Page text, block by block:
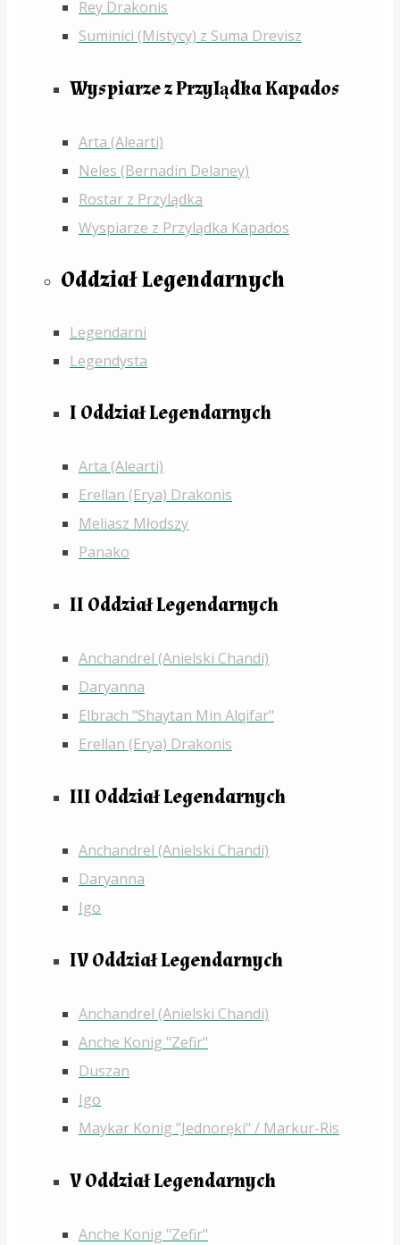
Rey Drakonis
Suminici (Mistycy) z Suma Drevisz
Wyspiarze z Przylądka Kapados
Arta (Alearti)
Neles (Bernadin Delaney)
Rostar z Przylądka
Wyspiarze z Przylądka Kapados
Oddział Legendarnych
Legendarni
Legendysta
I Oddział Legendarnych
Arta (Alearti)
Erellan (Erya) Drakonis
Meliasz Młodszy
Panako
II Oddział Legendarnych
Anchandrel (Anielski Chandi)
Daryanna
Elbrach "Shaytan Min Alqifar"
Erellan (Erya) Drakonis
III Oddział Legendarnych
Anchandrel (Anielski Chandi)
Daryanna
Igo
IV Oddział Legendarnych
Anchandrel (Anielski Chandi)
Anche Konig "Zefir"
Duszan
Igo
Maykar Konig "Jednoręki" / Markur-Ris
V Oddział Legendarnych
Anche Konig "Zefir"